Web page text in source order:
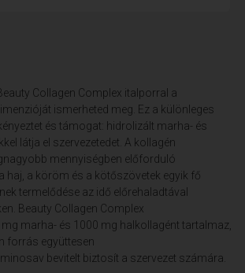
Collagen Complex italporral a
ismerheted meg. Ez a különleges
és támogat: hidrolizált marha- és
látja el szervezetedet. A kollagén
mennyiségben előforduló
haj, a köröm és a kötőszövetek egyik fő
termelődése az idő előrehaladtával
Beauty Collagen Complex
marha- és 1000 mg halkollagént tartalmaz,
forrás együttesen
bevitelt biztosít a szervezet számára.